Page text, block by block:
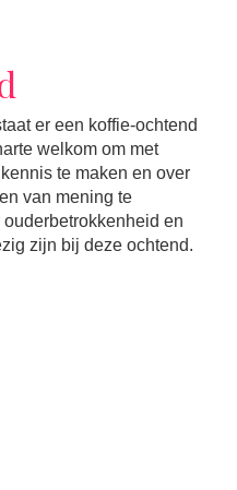
er een koffie-ochtend
welkom om met
te maken en over
van mening te
en
zijn bij deze ochtend.